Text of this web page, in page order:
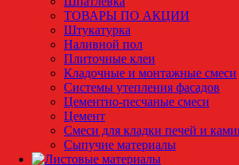
ТОВАРЫ ПО АКЦИИ
Штукатурка
Наливной пол
Плиточные клеи
Кладочные и монтажные смеси
Системы утепления фасадов
Цементно-песчаные смеси
Цемент
Смеси для кладки печей и
Сыпучие материалы